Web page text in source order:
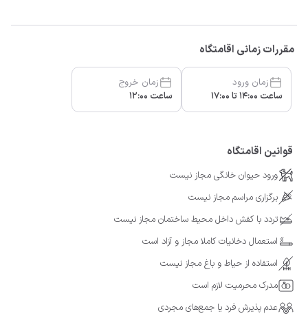
مقررات زمانی اقامتگاه
زمان ورود
ساعت 14:00 تا 17:00
زمان خروج
ساعت 12:00
قوانین اقامتگاه
ورود حیوان خانگی مجاز نیست
برگزاری مراسم مجاز نیست
تردد با کفش داخل محیط ساختمان مجاز نیست
استعمال دخانیات کاملا مجاز و آزاد است
استفاده از حیاط و باغ مجاز نیست
مدرک محرمیت لازم است
عدم پذیرش فرد یا جمع‌های مجردی